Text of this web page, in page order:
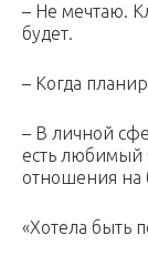
– Не мечтаю.
будет.
– Когда
– В личной
есть любимый
отношения на
«Хотела быть